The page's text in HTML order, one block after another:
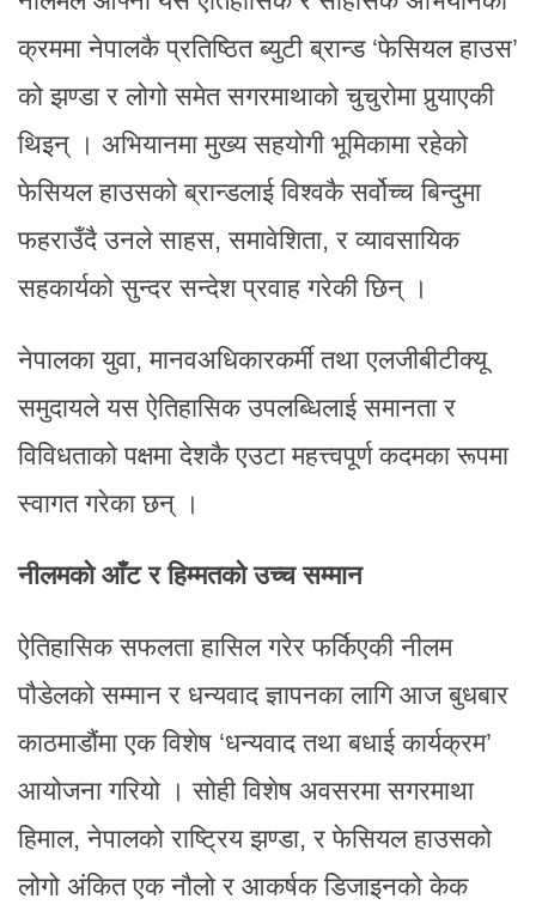
क्रममा नेपालकै प्रतिष्ठित ब्युटी ब्रान्ड ‘फेसियल हाउस’
को झण्डा र लोगो समेत सगरमाथाको चुचुरोमा पुर्‍याएकी
थिइन् । अभियानमा मुख्य सहयोगी भूमिकामा रहेको
फेसियल हाउसको ब्रान्डलाई विश्वकै सर्वोच्च बिन्दुमा
फहराउँदै उनले साहस, समावेशिता, र व्यावसायिक
सहकार्यको सुन्दर सन्देश प्रवाह गरेकी छिन् ।
नेपालका युवा, मानवअधिकारकर्मी तथा एलजीबीटीक्यू
समुदायले यस ऐतिहासिक उपलब्धिलाई समानता र
विविधताको पक्षमा देशकै एउटा महत्त्वपूर्ण कदमका रूपमा
स्वागत गरेका छन् ।
नीलमको आँट र हिम्मतको उच्च सम्मान
ऐतिहासिक सफलता हासिल गरेर फर्किएकी नीलम
पौडेलको सम्मान र धन्यवाद ज्ञापनका लागि आज बुधबार
काठमाडौंमा एक विशेष ‘धन्यवाद तथा बधाई कार्यक्रम’
आयोजना गरियो । सोही विशेष अवसरमा सगरमाथा
हिमाल, नेपालको राष्ट्रिय झण्डा, र फेसियल हाउसको
लोगो अंकित एक नौलो र आकर्षक डिजाइनको केक